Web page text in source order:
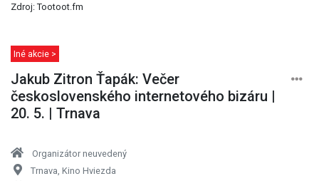
Zdroj: Tootoot.fm
Iné akcie >
Jakub Zitron Ťapák: Večer
československého internetového bizáru |
20. 5. | Trnava
Organizátor neuvedený
Trnava, Kino Hviezda